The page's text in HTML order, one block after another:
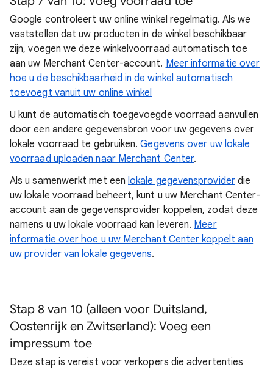
Google controleert uw online winkel regelmatig. Als we
vaststellen dat uw producten in de winkel beschikbaar
zijn, voegen we deze winkelvoorraad automatisch toe
aan uw Merchant Center-account. Meer informatie over
hoe u de beschikbaarheid in de winkel automatisch
toevoegt vanuit uw online winkel
U kunt de automatisch toegevoegde voorraad aanvullen
door een andere gegevensbron voor uw gegevens over
lokale voorraad te gebruiken.Gegevens over uw lokale
voorraad uploaden naar Merchant Center.
Als u samenwerkt met eenlokale gegevensproviderdie
uw lokale voorraad beheert, kunt u uw Merchant Center-
account aan de gegevensprovider koppelen, zodat deze
namens u uw lokale voorraad kan leveren. Meer
informatie over hoe u uw Merchant Center koppelt aan
uw provider van lokale gegevens.
Stap 8 van 10 (alleen voor Duitsland,
Oostenrijk en Zwitserland): Voeg een
impressum toe
Deze stap is vereist voor verkopers die advertenties